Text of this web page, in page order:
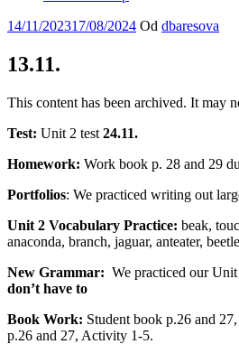
Publikováno
14/11/202317/08/2024 Od dbaresova
13.11.
This content has been archived. It may
Test: Unit 2 test 24.11.
Homework: Work book p. 28 and 29
Portfolios: We practiced writing out
Unit 2 Vocabulary Practice: beak,
anaconda, branch, jaguar, anteater,
New Grammar: We practiced our
don’t have to
Book Work: Student book p.26 and
p.26 and 27, Activity 1-5.